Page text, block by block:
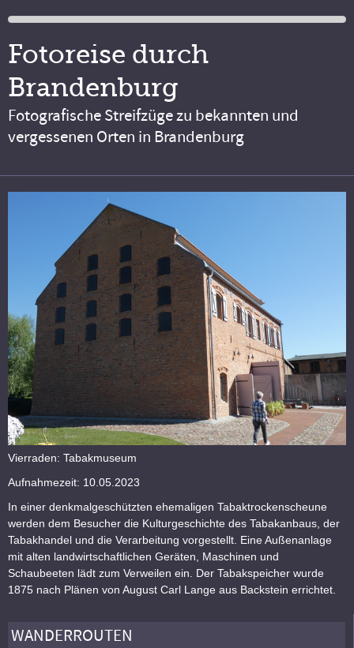
Fotoreise durch
Brandenburg
Fotografische Streifzüge zu bekannten und
vergessenen Orten in Brandenburg
Vierraden: Tabakmuseum
Aufnahmezeit: 10.05.2023
In einer denkmalgeschützten ehemaligen Tabaktrockenscheune
werden dem Besucher die Kulturgeschichte des Tabakanbaus, der
Tabakhandel und die Verarbeitung vorgestellt. Eine Außenanlage
mit alten landwirtschaftlichen Geräten, Maschinen und
Schaubeeten lädt zum Verweilen ein. Der Tabakspeicher wurde
1875 nach Plänen von August Carl Lange aus Backstein errichtet.
WANDERROUTEN